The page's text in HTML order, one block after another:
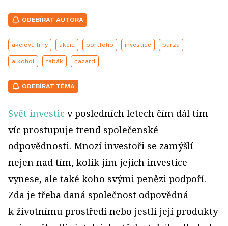
ODEBÍRAT AUTORA
akciové trhy akcie portfolio investice burza
alkohol tabák hazard
ODEBÍRAT TÉMA
Svět investic v posledních letech čím dál tím
víc prostupuje trend společenské
odpovědnosti. Mnozí investoři se zamýšlí
nejen nad tím, kolik jim jejich investice
vynese, ale také koho svými penězi podpoří.
Zda je třeba daná společnost odpovědná
k životnímu prostředí nebo jestli její produkty